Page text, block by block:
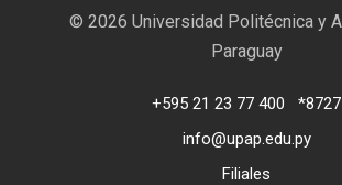
© 2026 Universidad Politécnica y
Paraguay
+595 21 23 77 400
*8727
info@upap.edu.py
Filiales